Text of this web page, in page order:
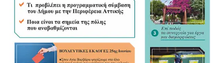
«Τα ουσιώδη είναι οι αρμοδιότητες και οι πόροι»